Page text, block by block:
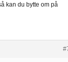
kan du bytte om på